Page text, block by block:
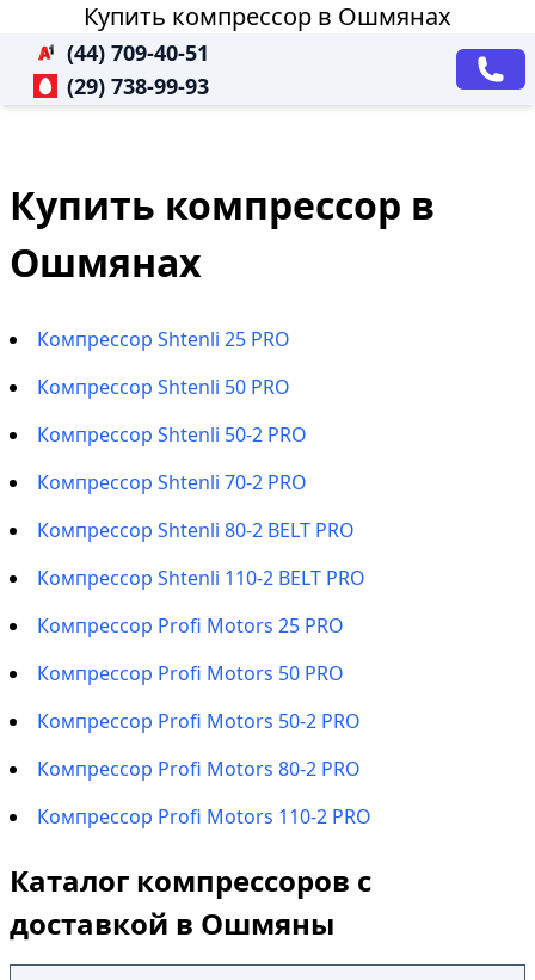
Купить компрессор в Ошмянах
(44) 709-40-51
(29) 738-99-93
Купить компрессор в
Ошмянах
Компрессор Shtenli 25 PRO
Компрессор Shtenli 50 PRO
Компрессор Shtenli 50-2 PRO
Компрессор Shtenli 70-2 PRO
Компрессор Shtenli 80-2 BELT PRO
Компрессор Shtenli 110-2 BELT PRO
Компрессор Profi Motors 25 PRO
Компрессор Profi Motors 50 PRO
Компрессор Profi Motors 50-2 PRO
Компрессор Profi Motors 80-2 PRO
Компрессор Profi Motors 110-2 PRO
Каталог компрессоров с
доставкой в Ошмяны